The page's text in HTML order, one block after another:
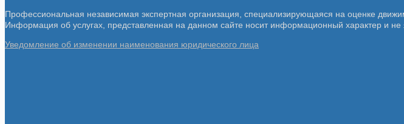
Профессиональная независимая экспертная организация, специализирующаяся на оценке
Информация об услугах, представленная на данном сайте носит информационный характер и
Уведомление об изменении наименования юридического лица